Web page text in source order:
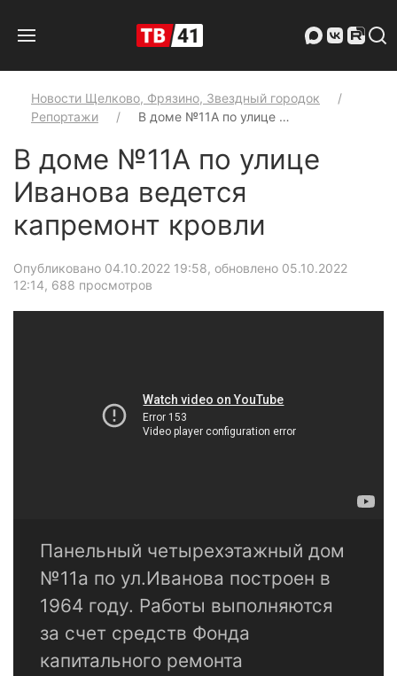
Новости Щелково, Фрязино, Звездный городок
Репортажи
В доме №11А по улице …
В доме №11А по улице
Иванова ведется
капремонт кровли
Опубликовано 04.10.2022 19:58, обновлено 05.10.2022
12:14, 688 просмотров
Панельный четырехэтажный дом
№11а по ул.Иванова построен в
1964 году. Работы выполняются
за счет средств Фонда
капитального ремонта